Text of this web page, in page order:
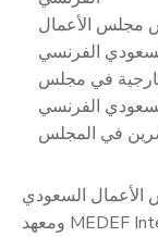
مجلس الأعمال
الفرنسي
في مجلس
الفرنسي
في المجلس
الأعمال السعودي
الفرنسي و تنظيم بالتعاون مع MEDEF International ومعهد